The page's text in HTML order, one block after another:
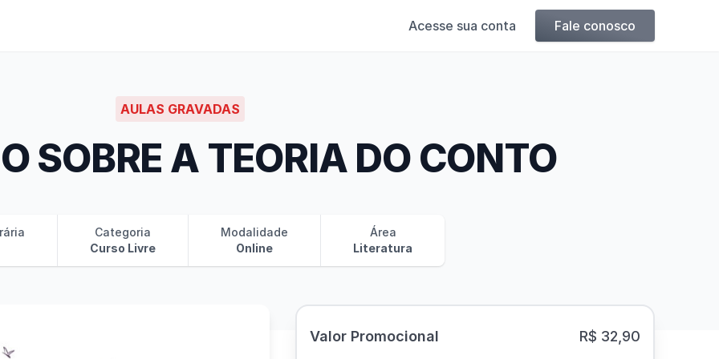
Acesse sua conta Fale conosco
AULAS GRAVADAS
SOBRE A TEORIA DO CONTO
Categoria
Curso Livre
Modalidade
Online
Área
Literatura
Valor Promocional R$ 32,90